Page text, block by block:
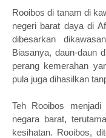
Rooibos di tanam di
negeri barat daya di
dibesarkan
Biasanya, daun-daun
perang kemerahan
pula juga dihasilkan
Teh Rooibos menjadi
negara barat,
kesihatan. Rooibos,